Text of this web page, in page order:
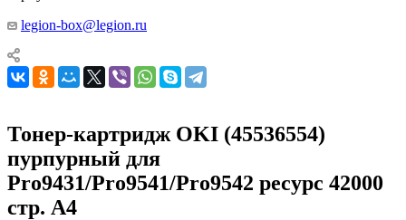
legion-box@legion.ru
Тонер-картридж OKI (45536554)
пурпурный для
Pro9431/Pro9541/Pro9542 ресурс 42000
стр. A4